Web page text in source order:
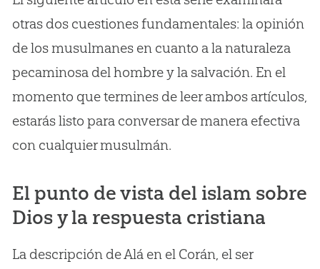
otras dos cuestiones fundamentales: la opinión
de los musulmanes en cuanto a la naturaleza
pecaminosa del hombre y la salvación. En el
momento que termines de leer ambos artículos,
estarás listo para conversar de manera efectiva
con cualquier musulmán.
El punto de vista del islam sobre
Dios y la respuesta cristiana
La descripción de Alá en el Corán, el ser